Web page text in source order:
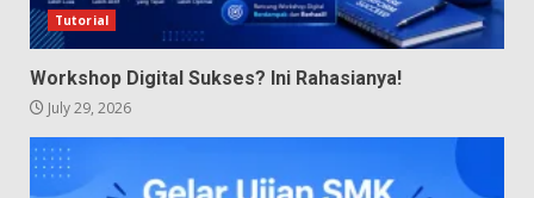
Tutorial
Workshop Digital Sukses? Ini Rahasianya!
July 29, 2026